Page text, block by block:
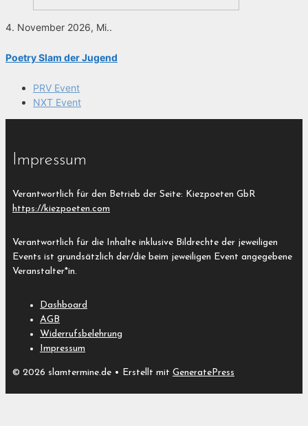
4. November 2026, Mi..
Poetry Slam der Jugend
PRV Event
NXT Event
Impressum
Verantwortlich für den Betrieb der Seite: Kiezpoeten GbR
https://kiezpoeten.com
Verantwortlich für die Inhalte inklusive Bildrechte der jeweiligen
Events ist grundsätzlich der/die beim jeweiligen Event angegebene
Veranstalter*in.
Dashboard
AGB
Widerrufsbelehrung
Impressum
© 2026 slamtermine.de • Erstellt mit GeneratePress